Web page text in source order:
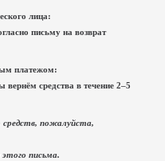
лица:
письму на возврат
платежом:
средства в течение 2–5
пожалуйста,
письма.